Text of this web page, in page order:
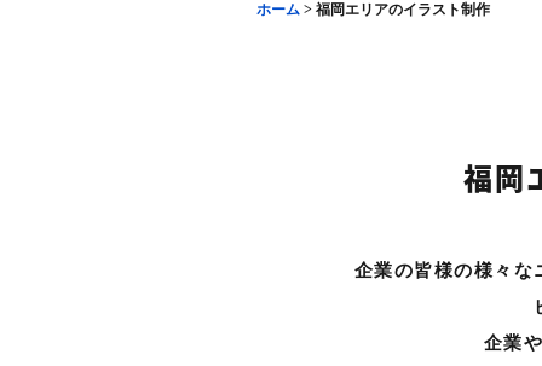
ホーム > 福岡エリアのイラスト制作
福岡
企業の皆様の様々な
企業